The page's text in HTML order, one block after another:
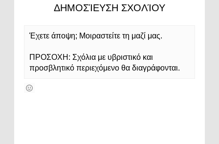
ΔΗΜΟΣΊΕΥΣΗ ΣΧΟΛΊΟΥ
Έχετε άποψη; Μοιραστείτε τη μαζί μας.
ΠΡΟΣΟΧΗ: Σχόλια με υβριστικό και
προσβλητικό περιεχόμενο θα διαγράφονται.